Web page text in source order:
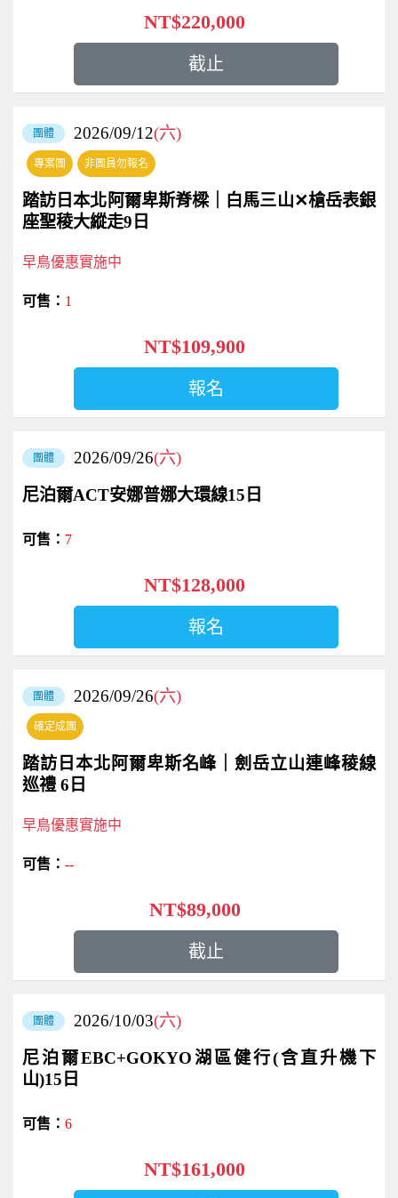
NT$220,000
截止
專案團 非團員勿報名
團體 2026/09/12(六)
踏訪日本北阿爾卑斯脊樑｜白馬三山✕槍岳表銀
座聖稜大縱走9日
早鳥優惠實施中
1
NT$109,900
報名
團體 2026/09/26(六)
尼泊爾ACT安娜普娜大環線15日
7
NT$128,000
報名
確定成團
團體 2026/09/26(六)
踏訪日本北阿爾卑斯名峰｜劍岳立山連峰稜線
巡禮 6日
早鳥優惠實施中
--
NT$89,000
截止
團體 2026/10/03(六)
尼泊爾EBC+GOKYO湖區健行(含直升機下
山)15日
6
NT$161,000